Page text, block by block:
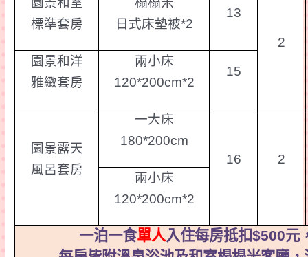
標準套房
日式床墊被*2
13
2
園景和洋
雅緻套房
兩小床
120*200cm*2
15
園景露天
風呂套房
一大床
180*200cm
16
2
兩小床
120*200cm*2
一泊一食單人入住每房抵扣$500元